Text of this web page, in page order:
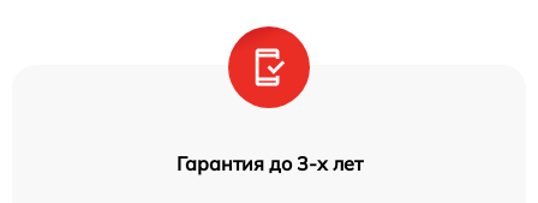
Гарантия до 3-х лет